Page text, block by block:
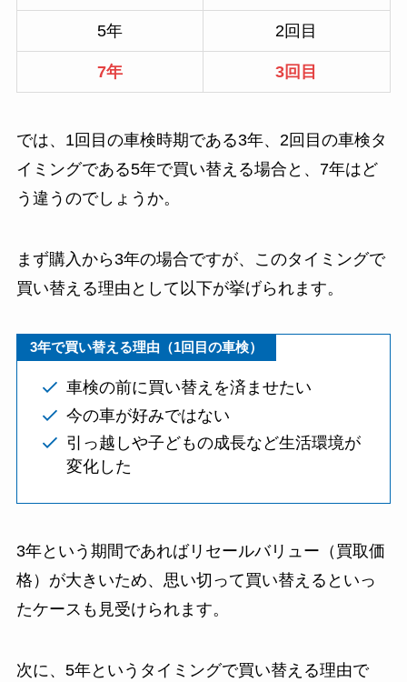
5年 2回目
7年 3回目
では、1回目の車検時期である3年、2回目の車検タ
イミングである5年で買い替える場合と、7年はど
う違うのでしょうか。
まず購入から3年の場合ですが、このタイミングで
買い替える理由として以下が挙げられます。
3年で買い替える理由（1回目の車検）
車検の前に買い替えを済ませたい
今の車が好みではない
引っ越しや子どもの成長など生活環境が
変化した
3年という期間であればリセールバリュー（買取価
格）が大きいため、思い切って買い替えるといっ
たケースも見受けられます。
次に、5年というタイミングで買い替える理由で